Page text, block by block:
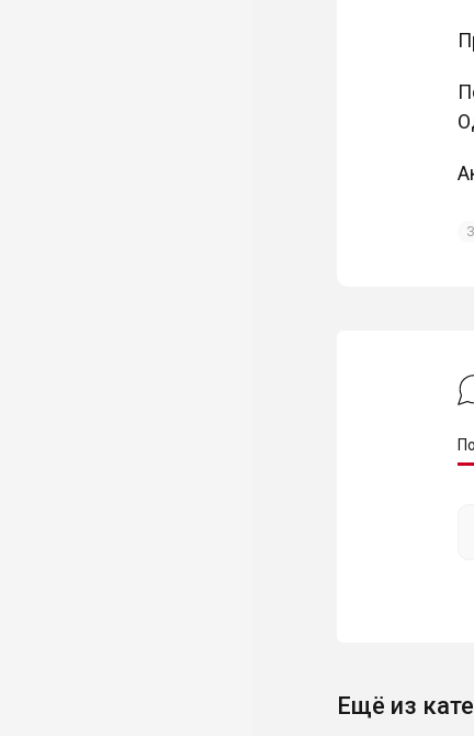
Ещё из